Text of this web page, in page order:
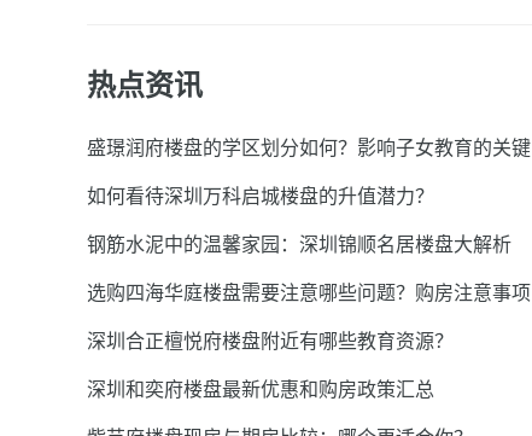
热点资讯
盛璟润府楼盘的学区划分如何？影响子女教育的关键
如何看待深圳万科启城楼盘的升值潜力？
钢筋水泥中的温馨家园：深圳锦顺名居楼盘大解析
选购四海华庭楼盘需要注意哪些问题？购房注意事项
深圳合正檀悦府楼盘附近有哪些教育资源？
深圳和奕府楼盘最新优惠和购房政策汇总